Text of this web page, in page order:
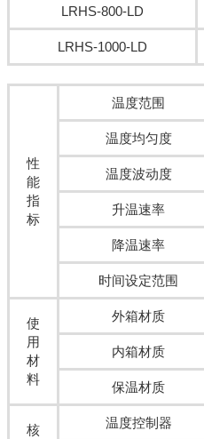
LRHS-800-LD
LRHS-1000-LD
性
能
指
标
温度范围
温度均匀度
温度波动度
升温速率
降温速率
时间设定范围
使
用
材
料
外箱材质
内箱材质
保温材质
核
温度控制器